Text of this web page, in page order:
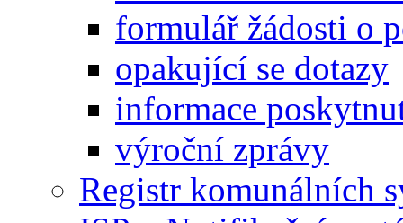
formulář žádosti o
opakující se dotazy
informace
výroční zprávy
Registr komunálních